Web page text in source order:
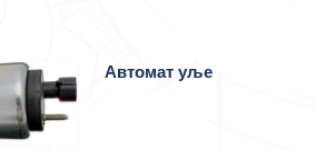
Автомат уље